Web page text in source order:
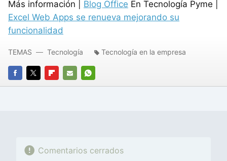
Más información | Blog Office En Tecnología Pyme |
Excel Web Apps se renueva mejorando su
funcionalidad
FACEBOOK
TWITTERFLIPBOARD
E-
WHATSAPP
TEMAS Tecnología Tecnología en la empresa
Comentarios cerrados